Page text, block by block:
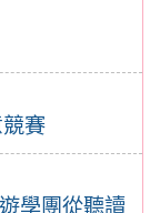
賽
學團從聽讀